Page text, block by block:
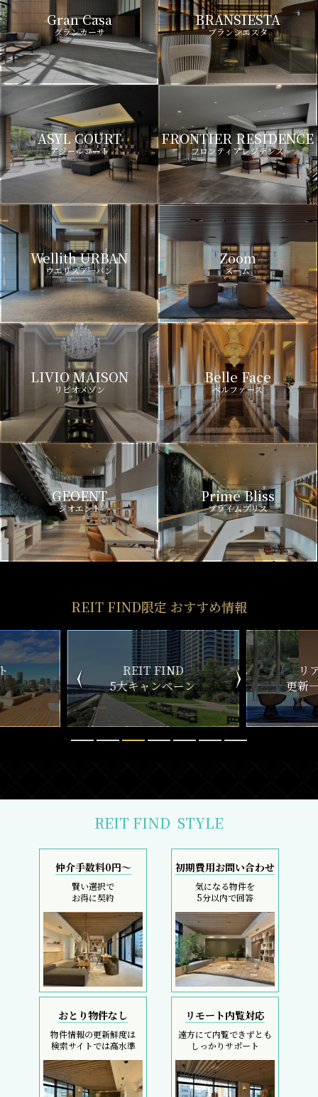
Gran Casa
グランカーサ
BRANSIESTA
ブランシエスタ
ASYL COURT
アジールコート
FRONTIER RESIDENCE
フロンティアレジデンス
Wellith URBAN
ウエリスアーバン
Zoom
ズーム
LIVIO MAISON
リビオメゾン
Belle Face
ベルファース
GEOENT
ジオエント
Prime Bliss
プライムブリス
REIT FIND限定 おすすめ情報
ン
リアルタイム
更新一覧チェック
新
REIT FIND STYLE
仲介手数料0円～
賢い選択で
お得に契約
初期費用お問い合わせ
気になる物件を
5分以内で回答
おとり物件なし
物件情報の更新鮮度は
検索サイトでは高水準
リモート内覧対応
遠方にて内覧できずとも
しっかりサポート